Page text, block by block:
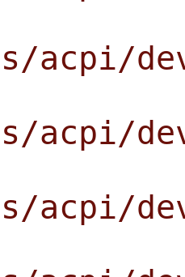
acpi/
acpi/
acpi/